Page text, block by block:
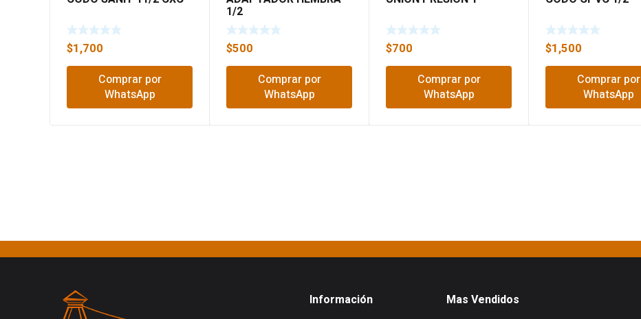
$1,700
Comprar por
WhatsApp
1/2
$500
Comprar por
WhatsApp
$700
Comprar por
WhatsApp
$1,500
Comprar por
WhatsApp
Información Mas Vendidos